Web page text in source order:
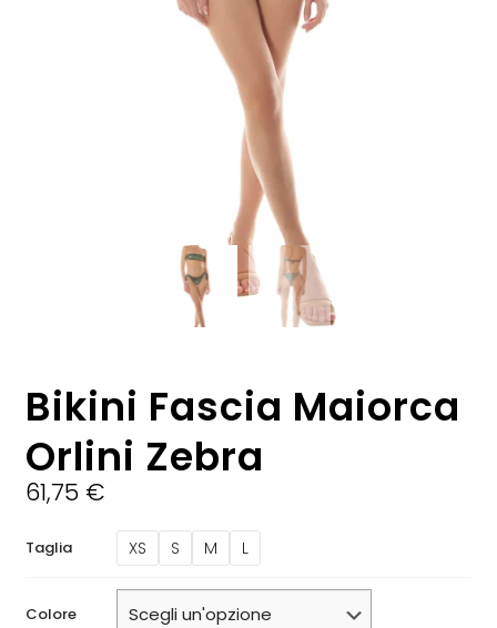
Bikini Fascia Maiorca
Orlini Zebra
61,75 €
Taglia XS S M L
Colore